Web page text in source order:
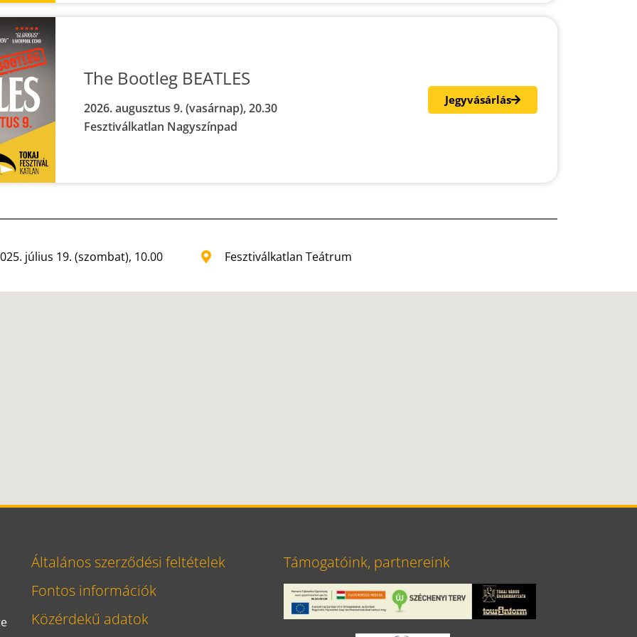
The Bootleg BEATLES
2026. augusztus 9. (vasárnap), 20.30
Fesztiválkatlan Nagyszínpad
Jegyvásárlás
július 19. (szombat), 10.00 Fesztiválkatlan Teátrum
Általános szerződési feltételek
Fontos információk
Közérdekű adatok
Támogatóink, partnereink